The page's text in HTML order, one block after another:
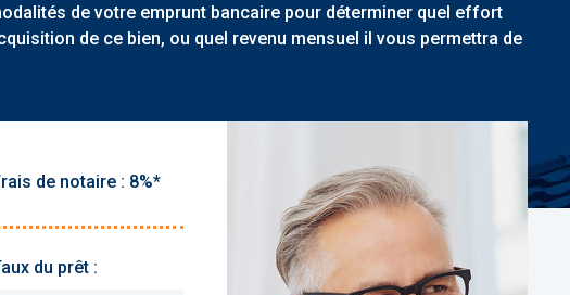
de votre emprunt bancaire pour déterminer quel effort
de ce bien, ou quel revenu mensuel il vous permettra de
de notaire :
du prêt :